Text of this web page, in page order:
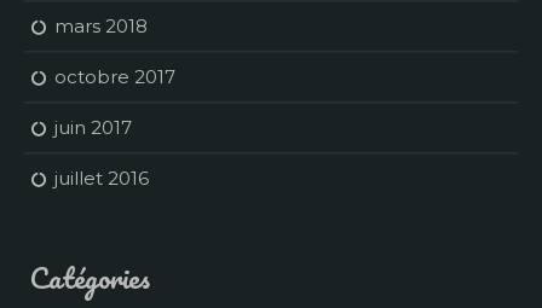
mars 2018
octobre 2017
juin 2017
juillet 2016
Catégories